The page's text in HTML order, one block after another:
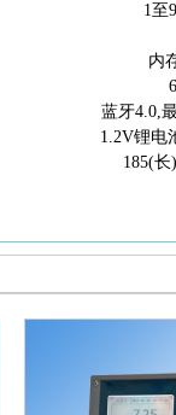
1至
内
蓝牙4.0,
1.2V锂电
185(